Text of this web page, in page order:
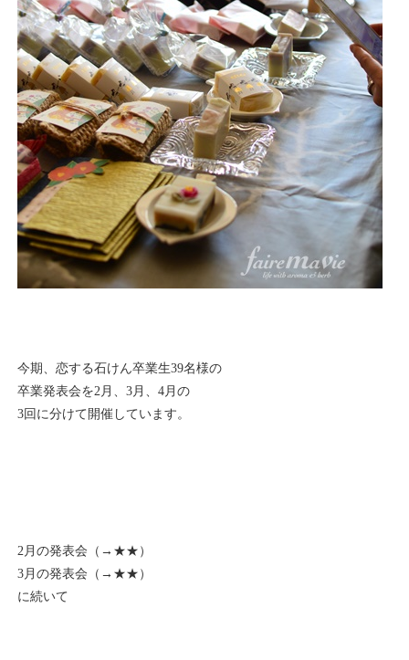
今期、恋する石けん卒業生39名様の
卒業発表会を2月、3月、4月の
3回に分けて開催しています。
2月の発表会（→ ★★ ）
3月の発表会（→ ★★ ）
に続いて